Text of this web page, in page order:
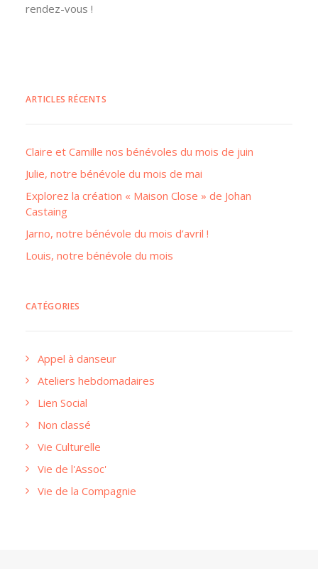
rendez-vous !
ARTICLES RÉCENTS
Claire et Camille nos bénévoles du mois de juin
Julie, notre bénévole du mois de mai
Explorez la création « Maison Close » de Johan
Castaing
Jarno, notre bénévole du mois d’avril !
Louis, notre bénévole du mois
CATÉGORIES
Appel à danseur
Ateliers hebdomadaires
Lien Social
Non classé
Vie Culturelle
Vie de l'Assoc'
Vie de la Compagnie